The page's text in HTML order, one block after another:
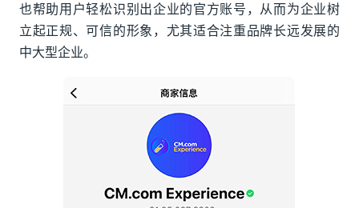
也帮助用户轻松识别出企业的官方账号，从而为企业树
立起正规、可信的形象，尤其适合注重品牌长远发展的
中大型企业。